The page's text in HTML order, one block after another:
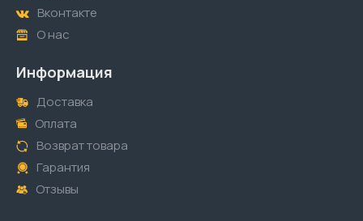
Вконтакте
О нас
Информация
Доставка
Оплата
Возврат товара
Гарантия
Отзывы